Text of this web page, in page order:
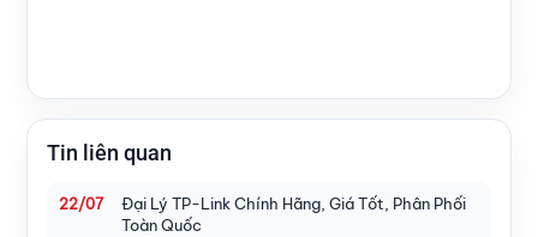
Tin liên quan
22/07
Đại Lý TP-Link Chính Hãng, Giá Tốt, Phân Phối
Toàn Quốc